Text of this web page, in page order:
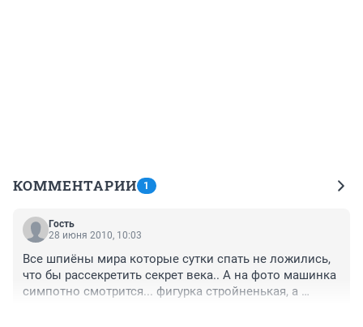
КОММЕНТАРИИ 1
Гость
28 июня 2010, 10:03
Все шпиёны мира которые сутки спать не ложились,
что бы рассекретить секрет века.. А на фото машинка
симпотно смотрится... фигурка стройненькая, а